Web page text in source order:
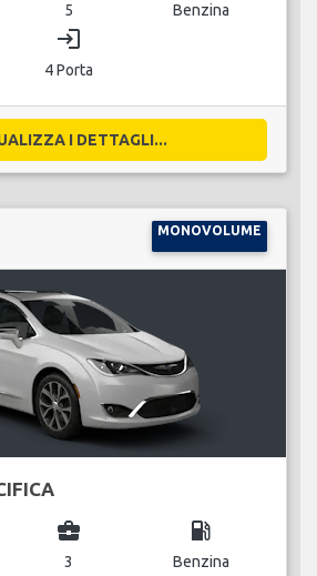
5 Benzina
login
4 Porta
I DETTAGLI...
MONOVOLUME
business_center
3
local_gas_station
Benzina